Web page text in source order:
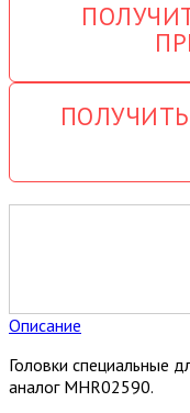
Описание
Головки специальные
аналог MHR02590.